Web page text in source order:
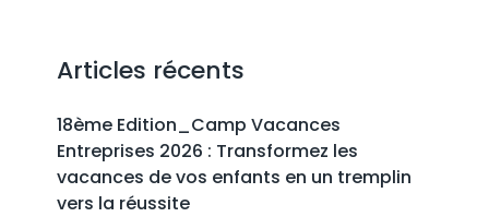
Articles récents
18ème Edition_Camp Vacances
Entreprises 2026 : Transformez les
vacances de vos enfants en un tremplin
vers la réussite